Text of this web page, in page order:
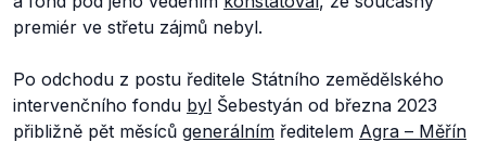
premiér ve střetu zájmů nebyl.
Po odchodu z postu ředitele Státního zemědělského
intervenčního fondu byl Šebestyán od března 2023
přibližně pět měsíců generálním ředitelem Agra – Měřín